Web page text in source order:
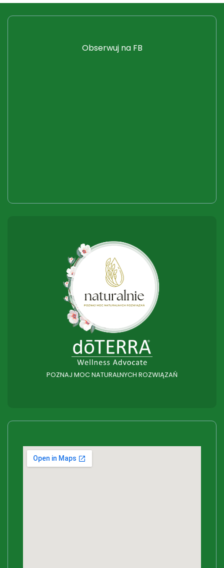
Obserwuj na FB
POZNAJ MOC NATURALNYCH ROZWIĄZAŃ